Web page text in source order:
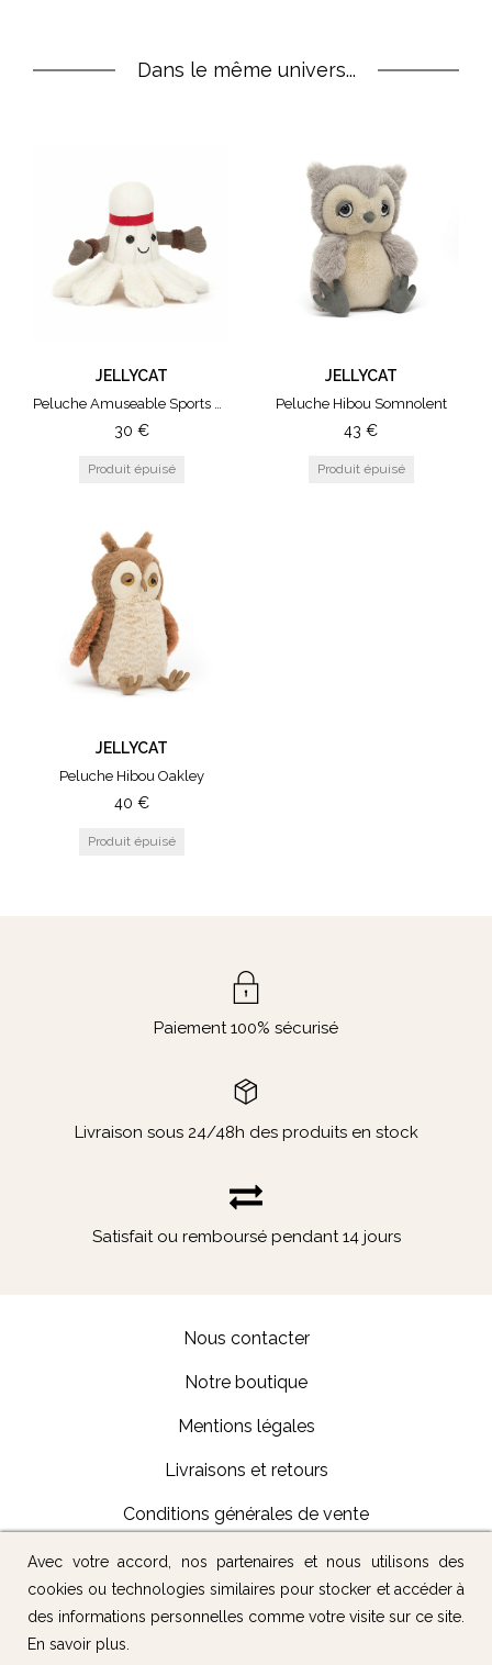
Dans le même univers...
JELLYCAT
Peluche Amuseable Sports Badminton
30 €
JELLYCAT
Peluche Hibou Somnolent
43 €
JELLYCAT
Peluche Hibou Oakley
40 €
Paiement 100% sécurisé
Livraison sous 24/48h des produits en stock
Satisfait ou remboursé pendant 14 jours
Nous contacter
Notre boutique
Mentions légales
Livraisons et retours
Conditions générales de vente
Suivez-nous :
Avec votre accord, nos partenaires et nous utilisons des
cookies ou technologies similaires pour stocker et accéder à
des informations personnelles comme votre visite sur ce site.
En savoir plus